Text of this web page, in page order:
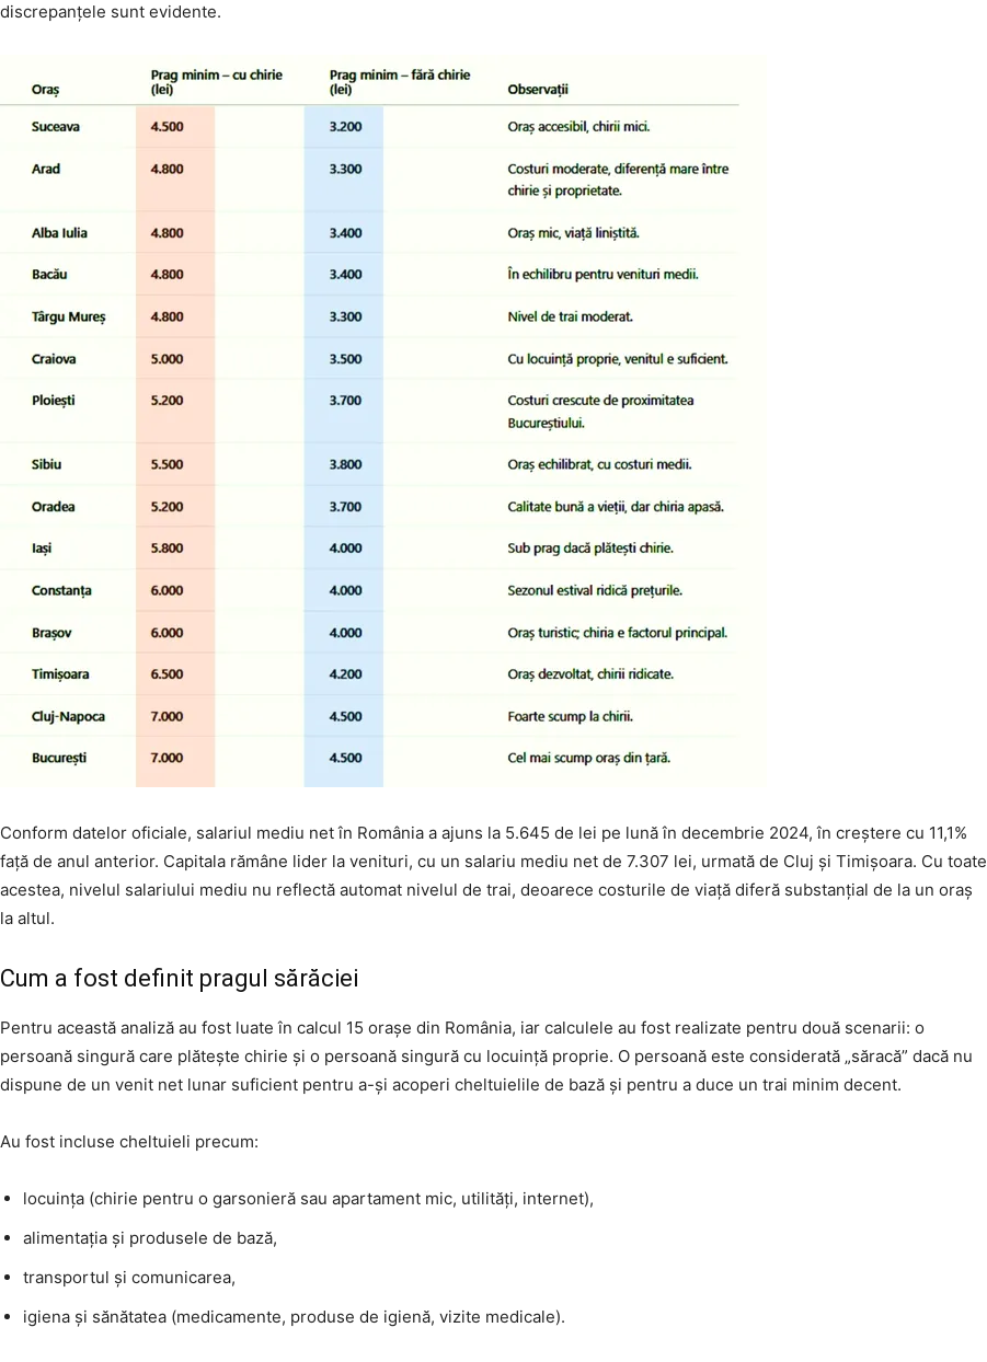
discrepanțele sunt evidente.
Conform datelor oficiale, salariul mediu net în România a ajuns la 5.645 de lei pe lună în decembrie 2024, în creștere cu 11,1%
față de anul anterior. Capitala rămâne lider la venituri, cu un salariu mediu net de 7.307 lei, urmată de Cluj și Timișoara. Cu toate
acestea, nivelul salariului mediu nu reflectă automat nivelul de trai, deoarece costurile de viață diferă substanțial de la un oraș
la altul.
Cum a fost definit pragul sărăciei
Pentru această analiză au fost luate în calcul 15 orașe din România, iar calculele au fost realizate pentru două scenarii: o
persoană singură care plătește chirie și o persoană singură cu locuință proprie. O persoană este considerată „săracă” dacă nu
dispune de un venit net lunar suficient pentru a-și acoperi cheltuielile de bază și pentru a duce un trai minim decent.
Au fost incluse cheltuieli precum:
locuința (chirie pentru o garsonieră sau apartament mic, utilități, internet),
alimentația și produsele de bază,
transportul și comunicarea,
igiena și sănătatea (medicamente, produse de igienă, vizite medicale).